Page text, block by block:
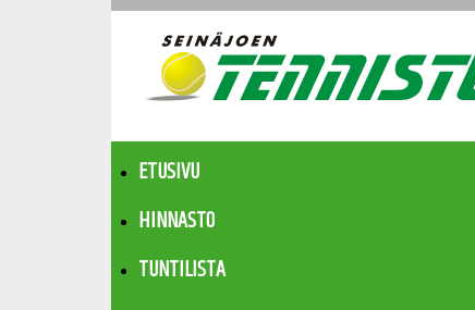
ETUSIVU
HINNASTO
TUNTILISTA